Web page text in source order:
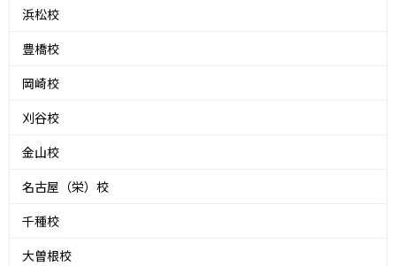
浜松校
豊橋校
岡崎校
刈谷校
金山校
名古屋（栄）校
千種校
大曽根校